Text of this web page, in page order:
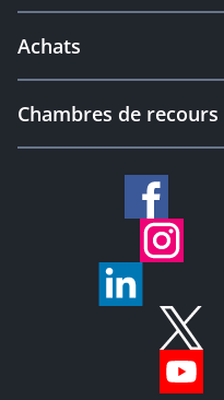
Achats
Chambres de recours